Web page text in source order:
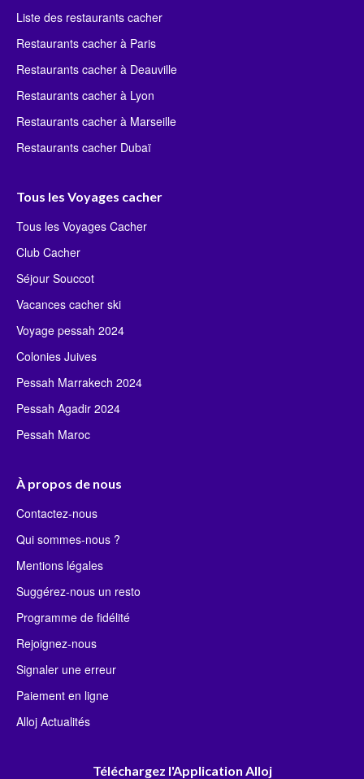
Liste des restaurants cacher
Restaurants cacher à Paris
Restaurants cacher à Deauville
Restaurants cacher à Lyon
Restaurants cacher à Marseille
Restaurants cacher Dubaï
Tous les Voyages cacher
Tous les Voyages Cacher
Club Cacher
Séjour Souccot
Vacances cacher ski
Voyage pessah 2024
Colonies Juives
Pessah Marrakech 2024
Pessah Agadir 2024
Pessah Maroc
À propos de nous
Contactez-nous
Qui sommes-nous ?
Mentions légales
Suggérez-nous un resto
Programme de fidélité
Rejoignez-nous
Signaler une erreur
Paiement en ligne
Alloj Actualités
Téléchargez l'Application Alloj